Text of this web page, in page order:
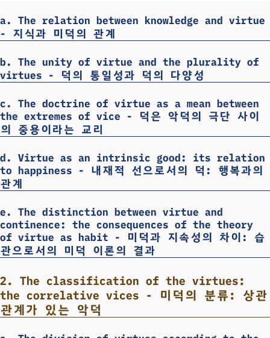
a. The relation between knowledge and virtue
- 지식과 미덕의 관계
b. The unity of virtue and the plurality of
virtues - 덕의 통일성과 덕의 다양성
c. The doctrine of virtue as a mean between
the extremes of vice - 덕은 악덕의 극단 사이
의 중용이라는 교리
d. Virtue as an intrinsic good: its relation
to happiness - 내재적 선으로서의 덕: 행복과의
관계
e. The distinction between virtue and
continence: the consequences of the theory
of virtue as habit - 미덕과 지속성의 차이: 습
관으로서의 미덕 이론의 결과
2. The classification of the virtues:
the correlative vices - 미덕의 분류: 상관
관계가 있는 악덕